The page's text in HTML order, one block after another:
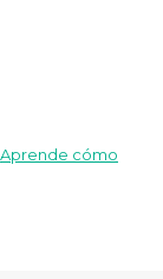
Aprende cómo